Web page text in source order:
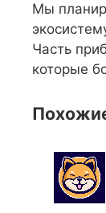
Мы
Часть
которые